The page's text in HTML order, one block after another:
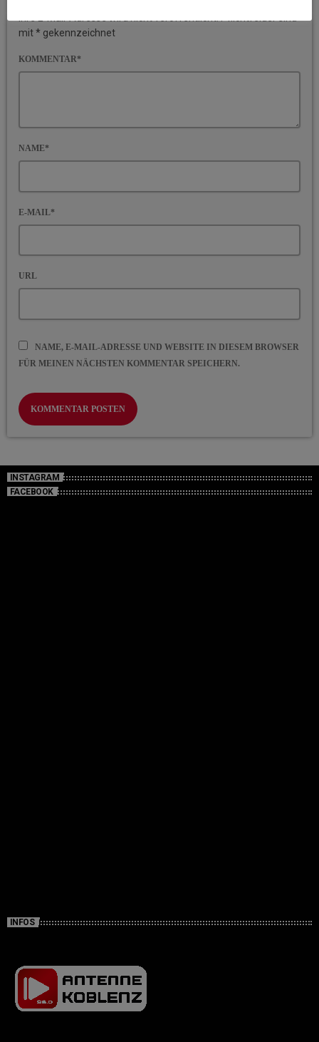
mit * gekennzeichnet
KOMMENTAR*
NAME*
E-MAIL*
URL
NAME, E-MAIL-ADRESSE UND WEBSITE IN DIESEM BROWSER
FÜR MEINEN NÄCHSTEN KOMMENTAR SPEICHERN.
INSTAGRAM
FACEBOOK
INFOS